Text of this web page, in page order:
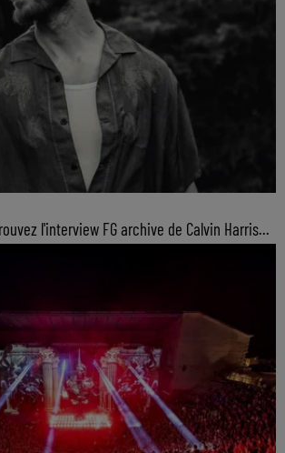
l'interview FG archive de Calvin Harris...